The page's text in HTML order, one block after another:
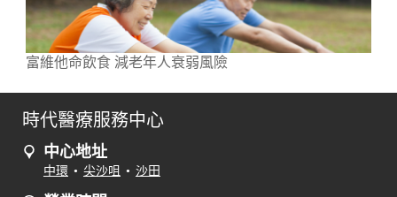
富維他命飲食 減老年人衰弱風險
時代醫療服務中心
中心地址
中環 • 尖沙咀 • 沙田